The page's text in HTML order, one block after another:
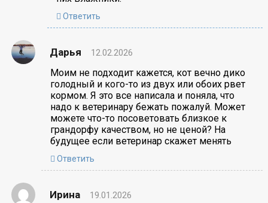
Ответить
Дарья 12.02.2026
Моим не подходит кажется, кот вечно дико
голодный и кого-то из двух или обоих рвет
кормом. Я это все написала и поняла, что
надо к ветеринару бежать пожалуй. Может
можете что-то посоветовать близкое к
грандорфу качеством, но не ценой? На
будущее если ветеринар скажет менять
Ответить
Ирина 19.01.2026